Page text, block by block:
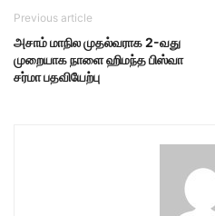
Previous article
அசாம் மாநில முதல்வராக 2-வது
முறையாக நாளை ஹிமந்த பிஸ்வா
சர்மா பதவியேற்பு